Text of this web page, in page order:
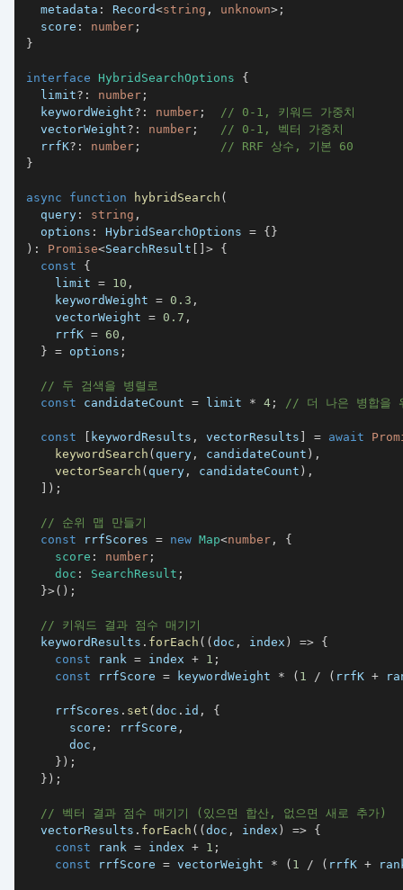
  metadata
: Record<string , unknown> ;
  score
: number ;
}
interface HybridSearchOptions
{
  limit
? : number ;
  keywordWeight
? : number ;
// 0-1, 키워드 가중치
  vectorWeight
? : number ;
// 0-1, 벡터 가중치
  rrfK
? : number ;
// RRF 상수, 기본 60
}
async function hybridSearch (
  query
: string ,
  options
: HybridSearchOptions = {}
) : Promise<SearchResult [ ] > {
const
{
    limit
= 10 ,
    keywordWeight
= 0.3 ,
    vectorWeight
= 0.7 ,
    rrfK
= 60 ,
} = options ;
// 두 검색을 병렬로
const candidateCount = limit * 4 ; // 더 나은 병합을
const [ keywordResults , vectorResults ] = await
keywordSearch ( query , candidateCount ) ,
vectorSearch ( query , candidateCount ) ,
] ) ;
// 순위 맵 만들기
const rrfScores = new Map<number ,
{
    score
: number ;
    doc
: SearchResult ;
}>( ) ;
// 키워드 결과 점수 매기기
  keywordResults
. forEach ( (doc , index ) => {
const rank = index + 1 ;
const rrfScore = keywordWeight * ( 1 / ( rrfK +
    rrfScores
. set (doc . id ,
{
      score
: rrfScore ,
      doc
,
} ) ;
} ) ;
// 벡터 결과 점수 매기기 (있으면 합산, 없으면 새로 추가)
  vectorResults
. forEach ( (doc , index ) => {
const rank = index + 1 ;
const rrfScore = vectorWeight * ( 1 / ( rrfK +